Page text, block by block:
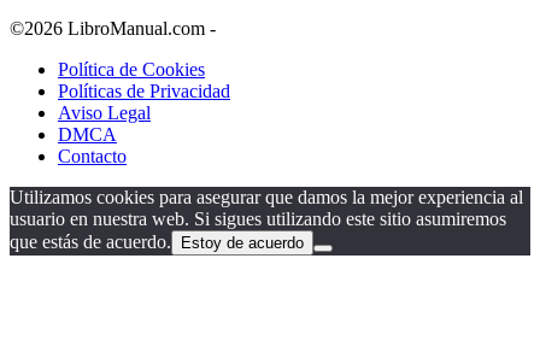
©2026 LibroManual.com -
Política de Cookies
Políticas de Privacidad
Aviso Legal
DMCA
Contacto
Utilizamos cookies para asegurar que damos la mejor experiencia al
usuario en nuestra web. Si sigues utilizando este sitio asumiremos
que estás de acuerdo.
Estoy de acuerdo